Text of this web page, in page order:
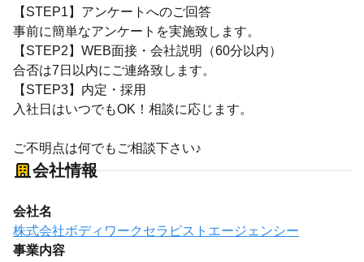
【STEP1】アンケートへのご回答
事前に簡単なアンケートを実施致します。
【STEP2】WEB面接・会社説明（60分以内）
合否は7日以内にご連絡致します。
【STEP3】内定・採用
入社日はいつでもOK！相談に応じます。
ご不明点は何でもご相談下さい♪
会社情報
会社名
株式会社ボディワークセラピストエージェンシー
事業内容